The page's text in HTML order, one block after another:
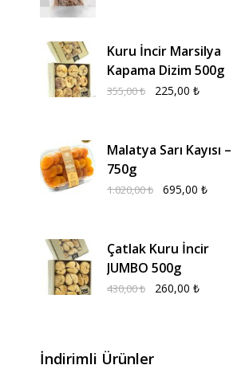
Kuru İncir Marsilya
Kapama Dizim 500g
355,00₺ 225,00 ₺
Malatya Sarı Kayısı –
750g
1.020,00₺ 695,00 ₺
Çatlak Kuru İncir
JUMBO 500g
430,00₺ 260,00 ₺
İndirimli Ürünler